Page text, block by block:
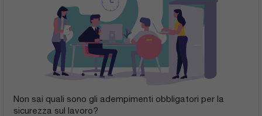
Non sai quali sono gli adempimenti obbligatori per la
sicurezza sul lavoro?